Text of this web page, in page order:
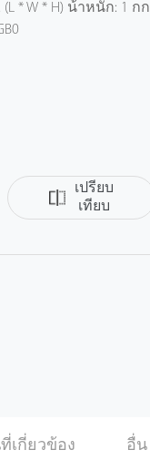
* W * H) น้ําหนัก: 1 กก
เปรียบ
เทียบ
เกี่ยวข้อง อื่น